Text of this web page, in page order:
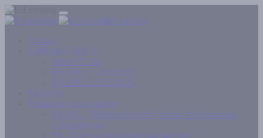
E-Learning
Accueil
GMES&AFRICA
ABOUT US
PHASE 1 : 2020-2021
PHASE 2: 2023-2025
MOOCS
Formation post-graduée
T&SIG - Télédétection et Systèmes d’information
Géographique
TS - Télécommunication par satellite2